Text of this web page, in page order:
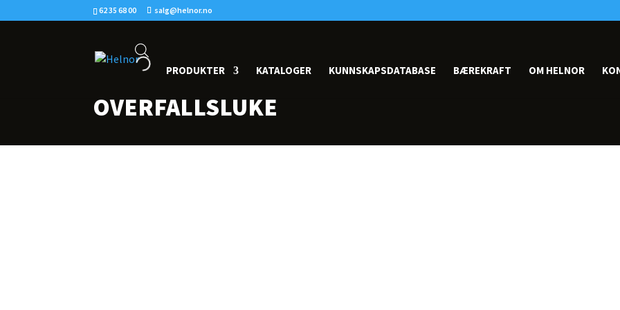
62 35 68 00 salg@helnor.no
PRODUKTER KATALOGER KUNNSKAPSDATABASE BÆREKRAFT OM HELNOR
OVERFALLSLUKE